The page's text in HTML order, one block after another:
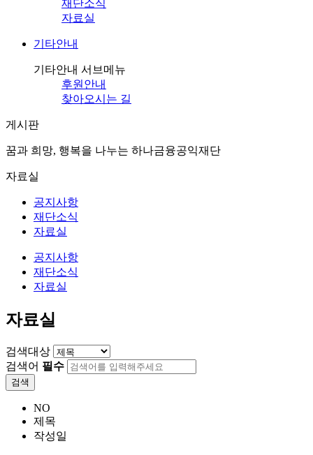
재단소식
자료실
기타안내
기타안내 서브메뉴
후원안내
찾아오시는 길
게시판
꿈과 희망, 행복을 나누는 하나금융공익재단
자료실
공지사항
재단소식
자료실
공지사항
재단소식
자료실
자료실
검색대상
검색어 필수
검색
NO
제목
작성일